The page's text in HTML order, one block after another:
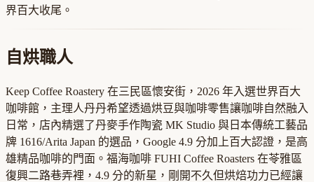
界百大收尾。
自烘職人
Keep Coffee Roastery 在三民區懷安街，2026 年入選世界百大
咖啡館，主理人丹丹希望透過烘豆與咖啡零售讓咖啡自然融入
日常，店內精選了丹麥手作陶瓷 MK Studio 與日本傳統工藝品
牌 1616/Arita Japan 的選品，Google 4.9 分加上百大認證，是高
雄精品咖啡的門面。福海咖啡 FUHI Coffee Roasters 在苓雅區
復興二路巷弄裡，4.9 分的新星，剛開不久但烘焙功力已經讓